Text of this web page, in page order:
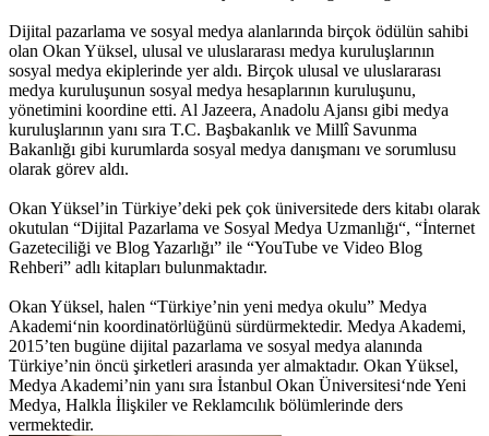
Dijital pazarlama ve sosyal medya alanlarında birçok ödülün sahibi
olan Okan Yüksel, ulusal ve uluslararası medya kuruluşlarının
sosyal medya ekiplerinde yer aldı. Birçok ulusal ve uluslararası
medya kuruluşunun sosyal medya hesaplarının kuruluşunu,
yönetimini koordine etti. Al Jazeera, Anadolu Ajansı gibi medya
kuruluşlarının yanı sıra T.C. Başbakanlık ve Millî Savunma
Bakanlığı gibi kurumlarda sosyal medya danışmanı ve sorumlusu
olarak görev aldı.
Okan Yüksel’in Türkiye’deki pek çok üniversitede ders kitabı olarak
okutulan “Dijital Pazarlama ve Sosyal Medya Uzmanlığı“, “İnternet
Gazeteciliği ve Blog Yazarlığı” ile “YouTube ve Video Blog
Rehberi” adlı kitapları bulunmaktadır.
Okan Yüksel, halen “Türkiye’nin yeni medya okulu” Medya
Akademi‘nin koordinatörlüğünü sürdürmektedir. Medya Akademi,
2015’ten bugüne dijital pazarlama ve sosyal medya alanında
Türkiye’nin öncü şirketleri arasında yer almaktadır. Okan Yüksel,
Medya Akademi’nin yanı sıra İstanbul Okan Üniversitesi‘nde Yeni
Medya, Halkla İlişkiler ve Reklamcılık bölümlerinde ders
vermektedir.